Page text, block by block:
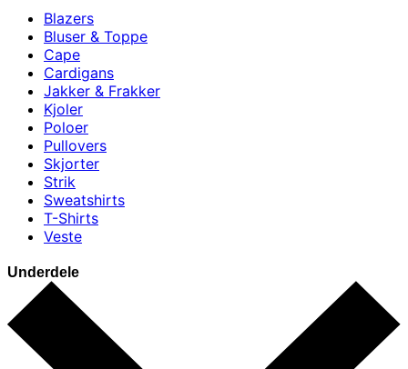
Blazers
Bluser & Toppe
Cape
Cardigans
Jakker & Frakker
Kjoler
Poloer
Pullovers
Skjorter
Strik
Sweatshirts
T-Shirts
Veste
Underdele